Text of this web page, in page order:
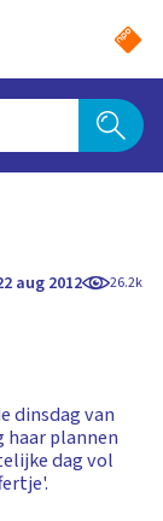
aug 2012 26.2k
dinsdag van
haar plannen
dag vol